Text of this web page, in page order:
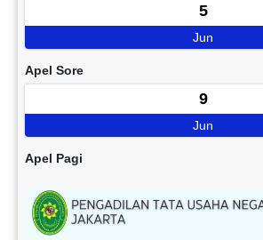
5
Jun
Apel Sore
9
Jun
Apel Pagi